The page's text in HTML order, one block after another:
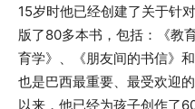
15岁时他已经创建了关于针
版了80多本书，包括：《教
育学》、《朋友间的书信》
也是巴西最重要、最受欢迎
以来，他已经为孩子创作了